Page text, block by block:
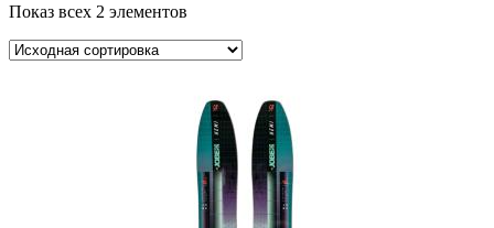
Показ всех 2 элементов